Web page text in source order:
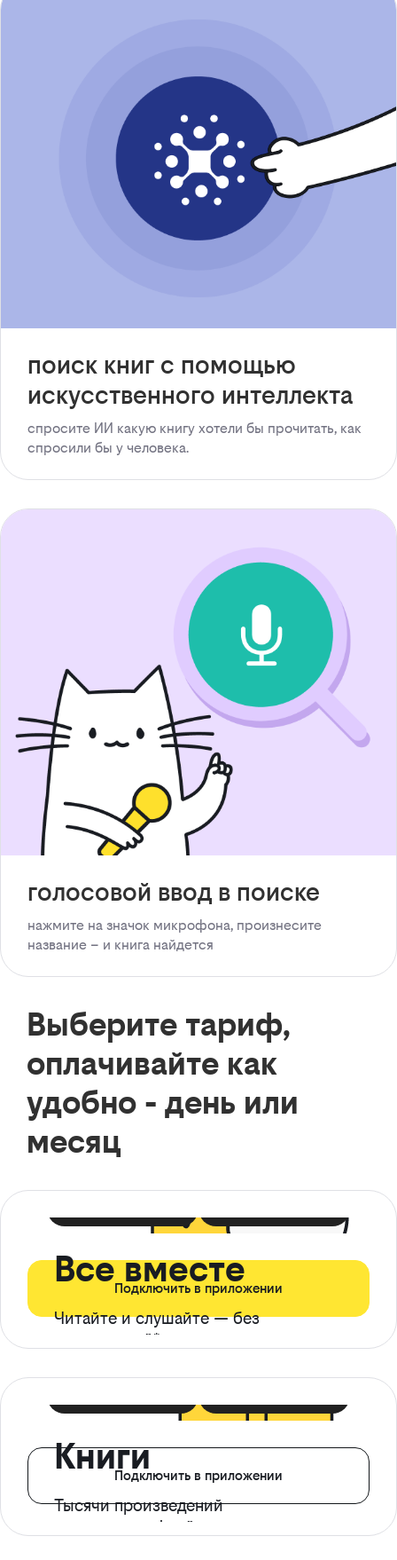
поиск книг с помощью
искусственного интеллекта
спросите ИИ какую книгу хотели бы прочитать, как
спросили бы у человека.
голосовой ввод в поиске
нажмите на значок микрофона, произнесите
название – и книга найдется
Выберите тариф,
оплачивайте как
удобно - день или
месяц
Все вместе
Читайте и слушайте — без
ограничений*
Подключить в приложении
Книги
Тысячи произведений
с доступом офлайн
Подключить в приложении